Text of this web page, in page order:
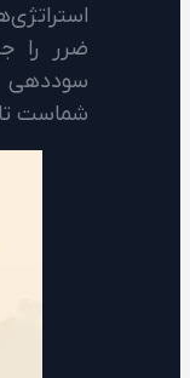
ضرر را
سوددهی
شماست تا